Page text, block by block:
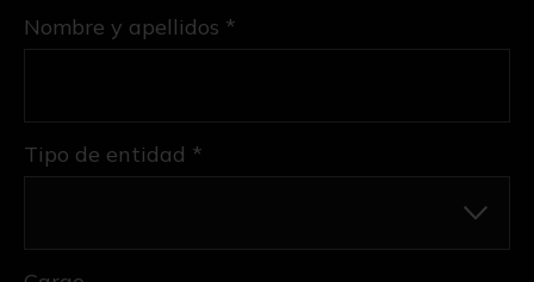
Tipo de entidad *
Nombre y apellidos *